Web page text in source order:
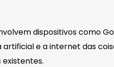
dispositivos como
e a internet das